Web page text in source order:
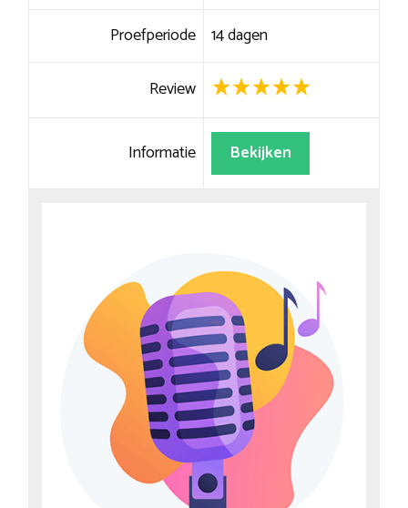
Proefperiode 14 dagen
Review
Informatie Bekijken